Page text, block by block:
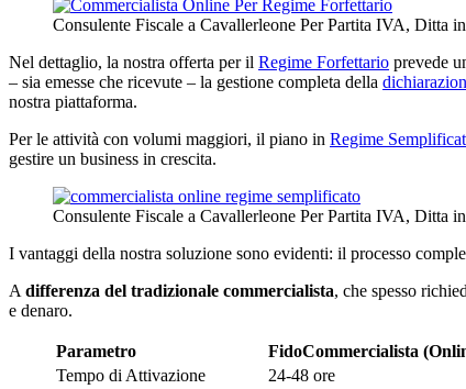
Consulente Fiscale a Cavallerleone Per Partita IVA, Ditta
Nel dettaglio, la nostra offerta per il Regime Forfettario prevede
– sia emesse che ricevute – la gestione completa della
nostra piattaforma.
Per le attività con volumi maggiori, il piano in Regime
gestire un business in crescita.
Consulente Fiscale a Cavallerleone Per Partita IVA, Ditta
I vantaggi della nostra soluzione sono evidenti: il processo
A differenza del tradizionale commercialista, che spesso
e denaro.
Parametro FidoCommercialista
Tempo di Attivazione
24-48 ore